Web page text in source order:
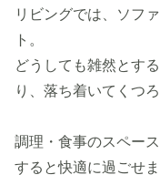
リビングでは、ソフ
ト。
どうしても雑然とす
り、落ち着いてくつ
調理・食事のスペー
すると快適に過ごせま